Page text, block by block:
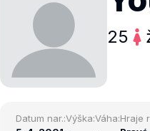
25
Datum nar.:Výška:Váha:Hraje